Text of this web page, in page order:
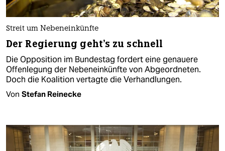
Streit um Nebeneinkünfte
Der Regierung geht's zu schnell
Die Opposition im Bundestag fordert eine genauere
Offenlegung der Nebeneinkünfte von Abgeordneten.
Doch die Koalition vertagte die Verhandlungen.
Von Stefan Reinecke